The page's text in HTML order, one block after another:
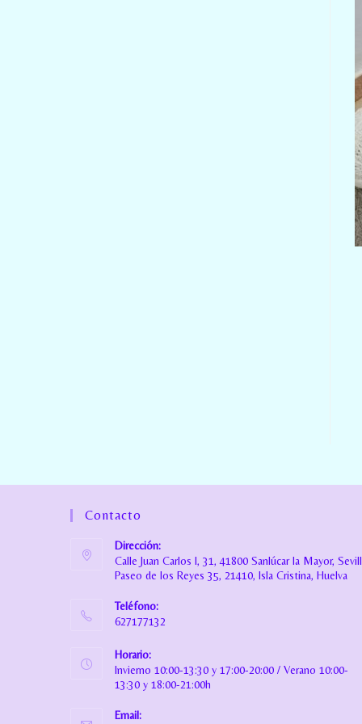
Contacto
Dirección:
Calle Juan Carlos I, 31, 41800 Sanlúcar la Mayor,
Paseo de los Reyes 35, 21410, Isla Cristina, Huelva
Teléfono:
627177132
Horario:
Invierno 10:00-13:30 y 17:00-20:00 / Verano 10:00-
13:30 y 18:00-21:00h
Email: